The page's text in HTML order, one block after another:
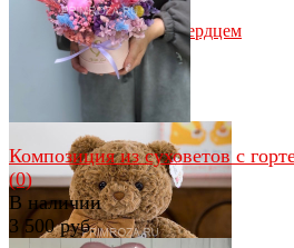
избранное сравнить
Плюшевый медведь с сердцем
(55см)
В наличии
избранное сравнить
Композиция из суховетов с
(0)
В наличии
3 500 руб.